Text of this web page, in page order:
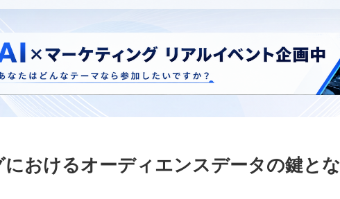
おけるオーディエンスデータの鍵とな